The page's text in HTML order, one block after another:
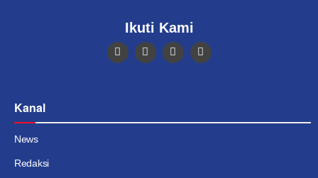
Ikuti Kami
Kanal
News
Redaksi